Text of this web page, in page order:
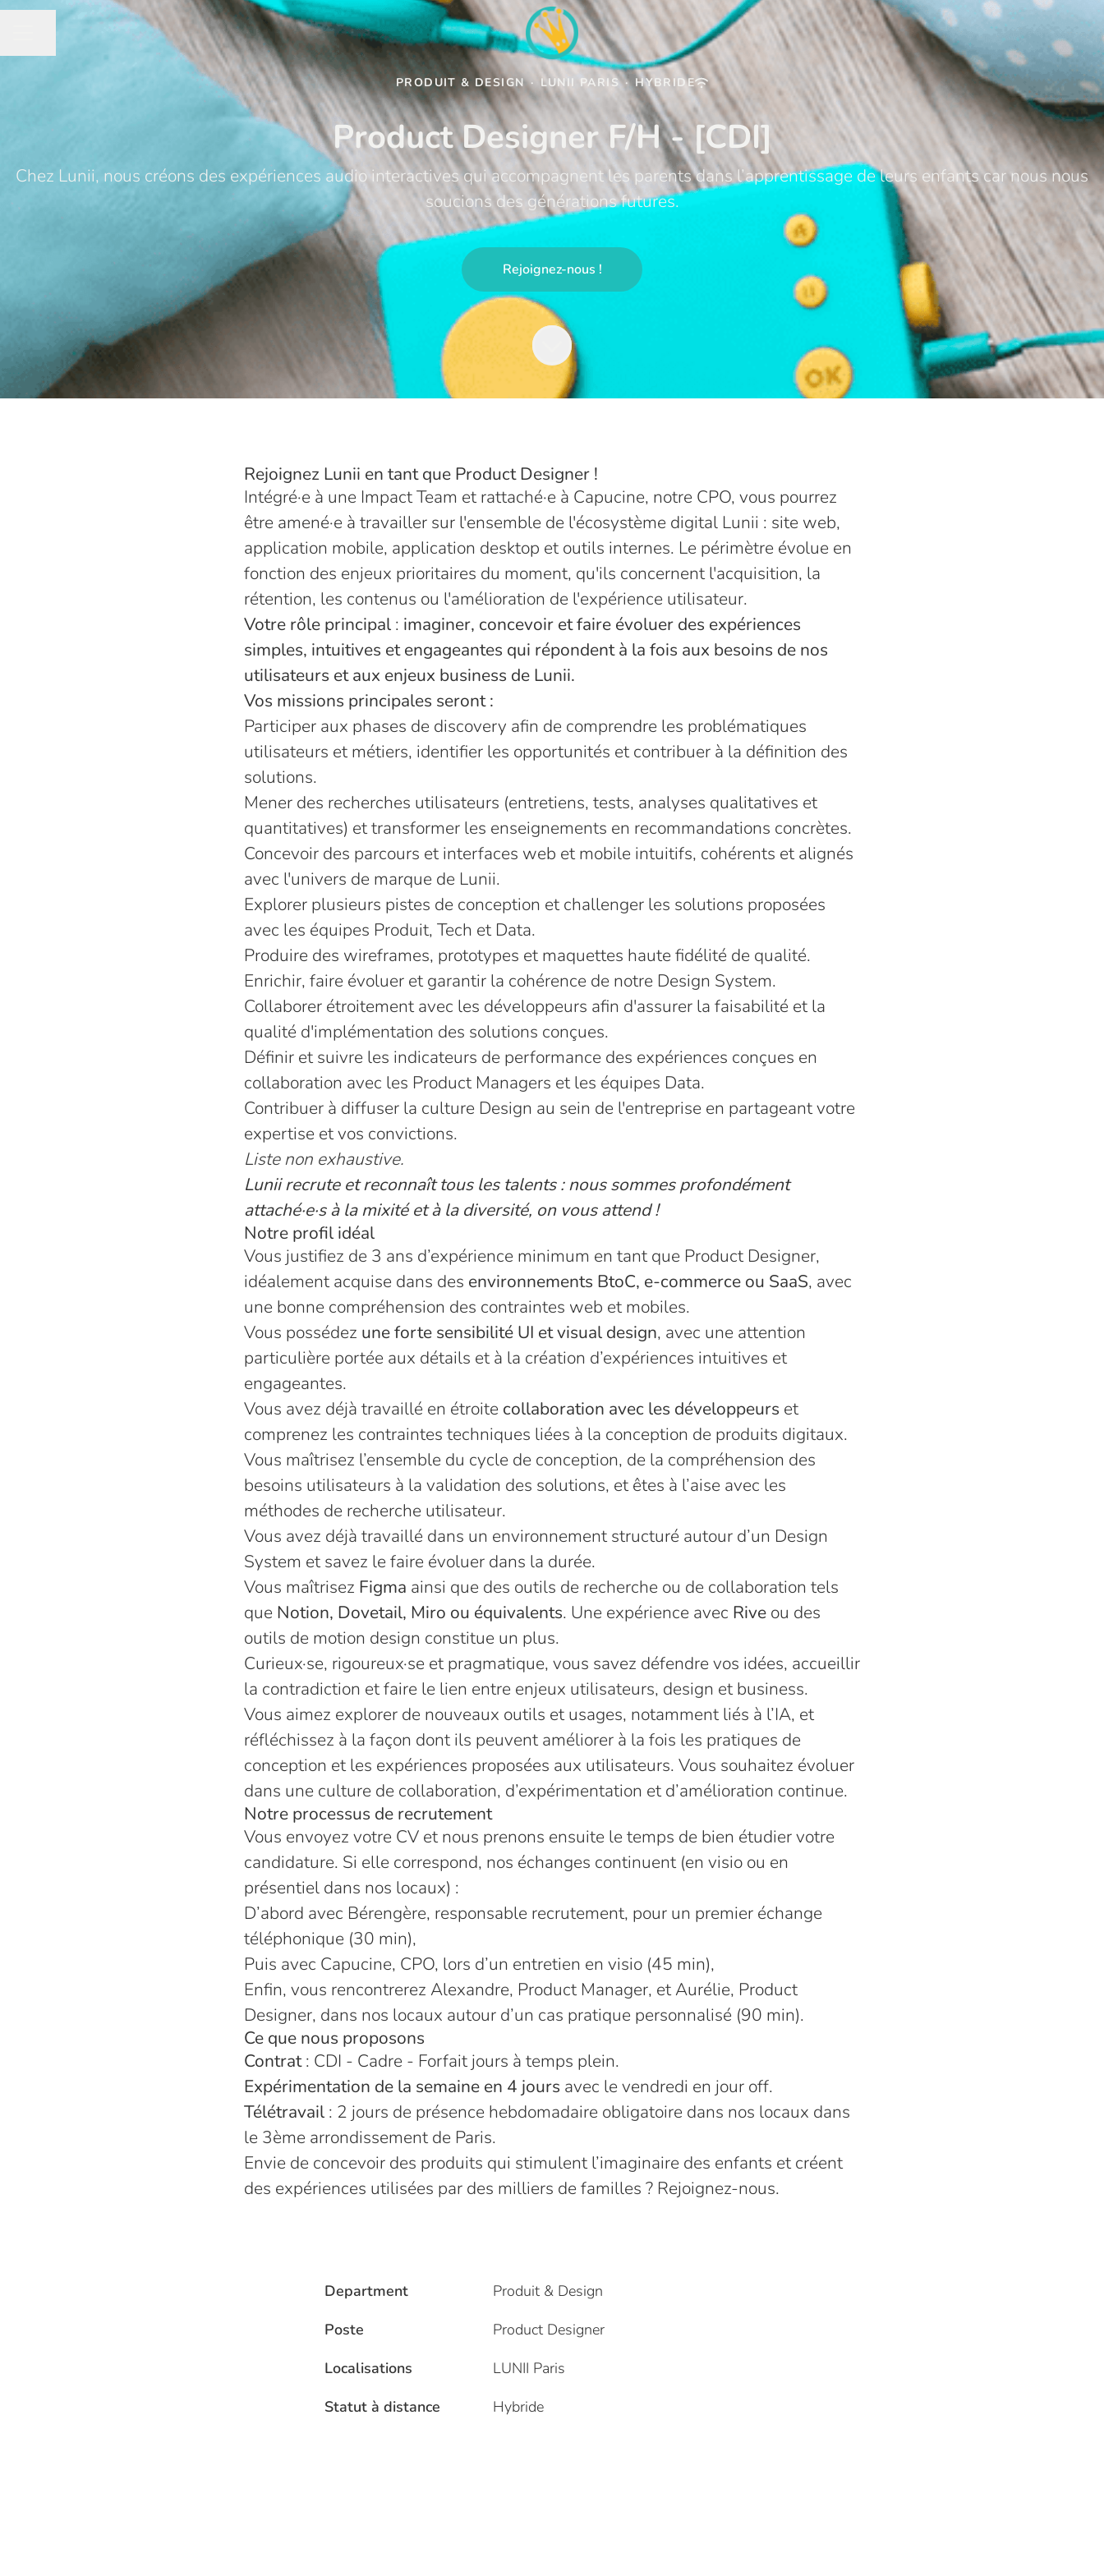
PRODUIT & DESIGN · LUNII PARIS · HYBRIDE
Product Designer F/H - [CDI]
Chez Lunii, nous créons des expériences audio interactives qui accompagnent les parents dans l’apprentissage de leurs enfants car nous nous
soucions des générations futures.
Rejoignez-nous !
Rejoignez Lunii en tant que Product Designer !
Intégré·e à une Impact Team et rattaché·e à Capucine, notre CPO, vous pourrez
être amené·e à travailler sur l'ensemble de l'écosystème digital Lunii : site web,
application mobile, application desktop et outils internes. Le périmètre évolue en
fonction des enjeux prioritaires du moment, qu'ils concernent l'acquisition, la
rétention, les contenus ou l'amélioration de l'expérience utilisateur.
Votre rôle principal : imaginer, concevoir et faire évoluer des expériences
simples, intuitives et engageantes qui répondent à la fois aux besoins de nos
utilisateurs et aux enjeux business de Lunii.
Vos missions principales seront :
Participer aux phases de discovery afin de comprendre les problématiques
utilisateurs et métiers, identifier les opportunités et contribuer à la définition des
solutions.
Mener des recherches utilisateurs (entretiens, tests, analyses qualitatives et
quantitatives) et transformer les enseignements en recommandations concrètes.
Concevoir des parcours et interfaces web et mobile intuitifs, cohérents et alignés
avec l'univers de marque de Lunii.
Explorer plusieurs pistes de conception et challenger les solutions proposées
avec les équipes Produit, Tech et Data.
Produire des wireframes, prototypes et maquettes haute fidélité de qualité.
Enrichir, faire évoluer et garantir la cohérence de notre Design System.
Collaborer étroitement avec les développeurs afin d'assurer la faisabilité et la
qualité d'implémentation des solutions conçues.
Définir et suivre les indicateurs de performance des expériences conçues en
collaboration avec les Product Managers et les équipes Data.
Contribuer à diffuser la culture Design au sein de l'entreprise en partageant votre
expertise et vos convictions.
Liste non exhaustive.
Lunii recrute et reconnaît tous les talents : nous sommes profondément
attaché·e·s à la mixité et à la diversité, on vous attend !
Notre profil idéal
Vous justifiez de 3 ans d’expérience minimum en tant que Product Designer,
idéalement acquise dans des environnements BtoC, e-commerce ou SaaS, avec
une bonne compréhension des contraintes web et mobiles.
Vous possédez une forte sensibilité UI et visual design, avec une attention
particulière portée aux détails et à la création d’expériences intuitives et
engageantes.
Vous avez déjà travaillé en étroite collaboration avec les développeurs et
comprenez les contraintes techniques liées à la conception de produits digitaux.
Vous maîtrisez l’ensemble du cycle de conception, de la compréhension des
besoins utilisateurs à la validation des solutions, et êtes à l’aise avec les
méthodes de recherche utilisateur.
Vous avez déjà travaillé dans un environnement structuré autour d’un Design
System et savez le faire évoluer dans la durée.
Vous maîtrisez Figma ainsi que des outils de recherche ou de collaboration tels
que Notion, Dovetail, Miro ou équivalents. Une expérience avec Rive ou des
outils de motion design constitue un plus.
Curieux·se, rigoureux·se et pragmatique, vous savez défendre vos idées, accueillir
la contradiction et faire le lien entre enjeux utilisateurs, design et business.
Vous aimez explorer de nouveaux outils et usages, notamment liés à l’IA, et
réfléchissez à la façon dont ils peuvent améliorer à la fois les pratiques de
conception et les expériences proposées aux utilisateurs. Vous souhaitez évoluer
dans une culture de collaboration, d’expérimentation et d’amélioration continue.
Notre processus de recrutement
Vous envoyez votre CV et nous prenons ensuite le temps de bien étudier votre
candidature. Si elle correspond, nos échanges continuent (en visio ou en
présentiel dans nos locaux) :
D’abord avec Bérengère, responsable recrutement, pour un premier échange
téléphonique (30 min),
Puis avec Capucine, CPO, lors d’un entretien en visio (45 min),
Enfin, vous rencontrerez Alexandre, Product Manager, et Aurélie, Product
Designer, dans nos locaux autour d’un cas pratique personnalisé (90 min).
Ce que nous proposons
Contrat: CDI - Cadre - Forfait jours à temps plein.
Expérimentation de la semaine en 4 jours avec le vendredi en jour off.
Télétravail : 2 jours de présence hebdomadaire obligatoire dans nos locaux dans
le 3ème arrondissement de Paris.
Envie de concevoir des produits qui stimulent l’imaginaire des enfants et créent
des expériences utilisées par des milliers de familles ? Rejoignez-nous.
Department
Produit & Design
Poste
Product Designer
Localisations
LUNII Paris
Statut à distance
Hybride